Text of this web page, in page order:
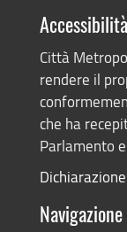
Accessibilità
Città
rendere il
che ha
Parlamento
Navigazione